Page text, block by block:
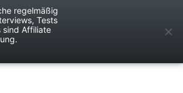
regelmäßig
Tests
sind Affiliate